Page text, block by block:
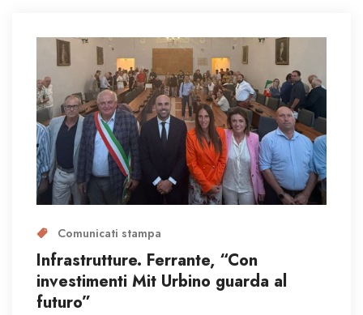
Comunicati stampa
Infrastrutture. Ferrante, “Con
investimenti Mit Urbino guarda al
futuro”